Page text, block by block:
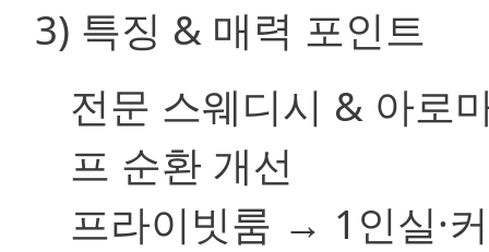
3) 특징 & 매력 포인트
전문 스웨디시 & 아로
프 순환 개선
프라이빗룸 → 1인실·